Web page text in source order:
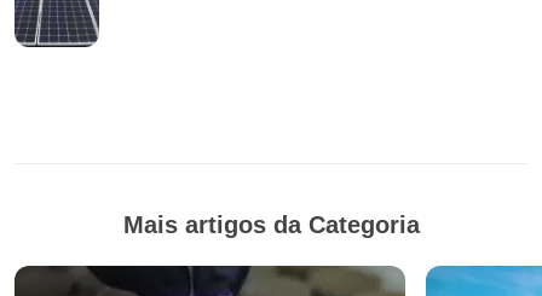
Mais artigos da Categoria